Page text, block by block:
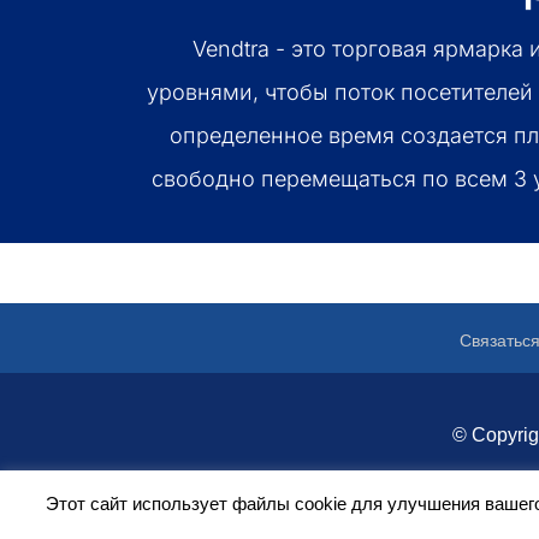
Vendtra - это торговая
уровнями, чтобы поток
определенное время создается
свободно перемещаться по всем 3
©
Этот сайт использует файлы cookie для улучшения